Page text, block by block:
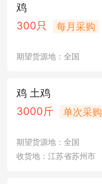
鸡
300只 每月采购
期望货源地：全国
鸡 土鸡
3000斤 单次采购
期望货源地：全国
收货地：江苏省苏州市